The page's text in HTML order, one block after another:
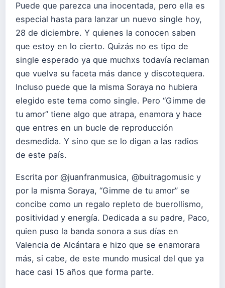
Puede que parezca una inocentada, pero ella es
especial hasta para lanzar un nuevo single hoy,
28 de diciembre. Y quienes la conocen saben
que estoy en lo cierto. Quizás no es tipo de
single esperado ya que muchxs todavía reclaman
que vuelva su faceta más dance y discotequera.
Incluso puede que la misma Soraya no hubiera
elegido este tema como single. Pero “Gimme de
tu amor” tiene algo que atrapa, enamora y hace
que entres en un bucle de reproducción
desmedida. Y sino que se lo digan a las radios
de este país.
Escrita por @juanfranmusica, @buitragomusic y
por la misma Soraya, “Gimme de tu amor” se
concibe como un regalo repleto de buerollismo,
positividad y energía. Dedicada a su padre, Paco,
quien puso la banda sonora a sus días en
Valencia de Alcántara e hizo que se enamorara
más, si cabe, de este mundo musical del que ya
hace casi 15 años que forma parte.